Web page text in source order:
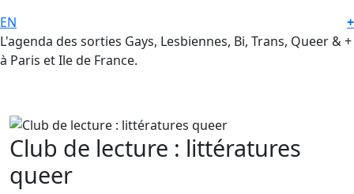
EN
+
L'agenda des sorties Gays, Lesbiennes, Bi, Trans, Queer & +
à Paris et Ile de France.
Club de lecture : littératures
queer